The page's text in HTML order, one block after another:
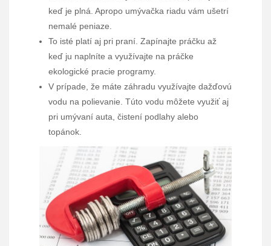
keď je plná. Apropo umývačka riadu vám ušetrí
nemalé peniaze.
To isté platí aj pri praní. Zapínajte práčku až
keď ju naplníte a využívajte na práčke
ekologické pracie programy.
V prípade, že máte záhradu využívajte dažďovú
vodu na polievanie. Túto vodu môžete využiť aj
pri umývaní auta, čistení podlahy alebo
topánok.